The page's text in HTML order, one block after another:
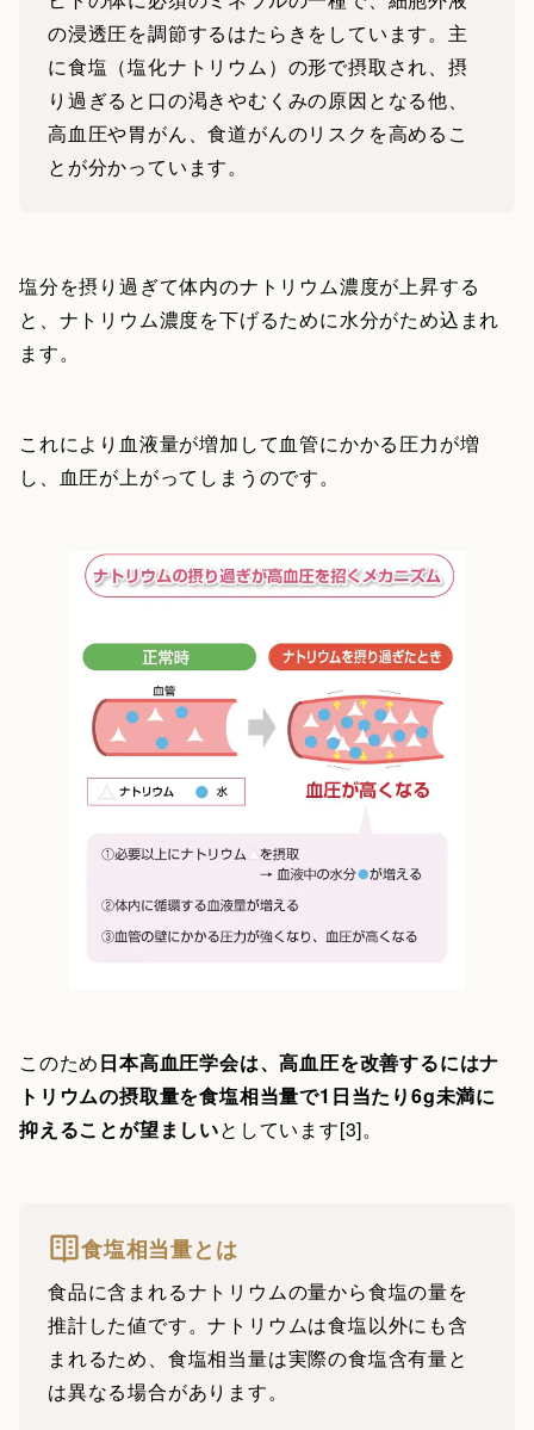
の浸透圧を調節するはたらきをしています。主
に食塩（塩化ナトリウム）の形で摂取され、摂
り過ぎると口の渇きやむくみの原因となる他、
高血圧や胃がん、食道がんのリスクを高めるこ
とが分かっています。
塩分を摂り過ぎて体内のナトリウム濃度が上昇する
と、ナトリウム濃度を下げるために水分がため込まれ
ます。
これにより血液量が増加して血管にかかる圧力が増
し、血圧が上がってしまうのです。
このため日本高血圧学会は、高血圧を改善するにはナ
トリウムの摂取量を食塩相当量で1日当たり6g未満に
抑えることが望ましいとしています[3]。
食塩相当量とは
食品に含まれるナトリウムの量から食塩の量を
推計した値です。ナトリウムは食塩以外にも含
まれるため、食塩相当量は実際の食塩含有量と
は異なる場合があります。